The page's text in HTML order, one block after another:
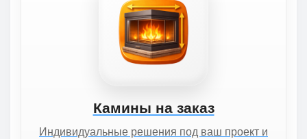
Камины на заказ
Индивидуальные решения под ваш проект и